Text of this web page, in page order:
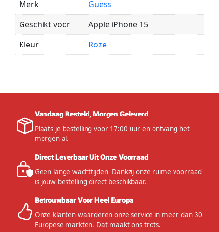
Merk
Guess
Geschikt voor
Apple iPhone 15
Kleur
Roze
Vandaag Besteld, Morgen Geleverd
Plaats je bestelling voor 17:00 uur en ontvang het
morgen al.
Direct Leverbaar Uit Onze Voorraad
Geen lange wachttijden! Dankzij onze ruime voorraad
is jouw bestelling direct beschikbaar.
Betrouwbaar Voor Heel Europa
Onze klanten waarderen onze service in meer dan 30
Europese markten. Dat maakt ons trots.